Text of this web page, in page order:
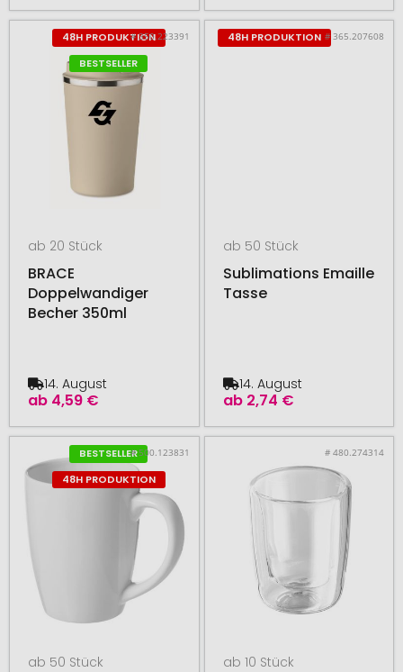
48H PRODUKTION
BESTSELLER
# 350.223391
ab 20 Stück
BRACE
Doppelwandiger
Becher 350ml
ab 4,59 €
14. August
48H PRODUKTION # 365.207608
ab 50 Stück
Sublimations Emaille
Tasse
ab 2,74 €
14. August
BESTSELLER
48H PRODUKTION
# 500.123831
ab 50 Stück
# 480.274314
ab 10 Stück